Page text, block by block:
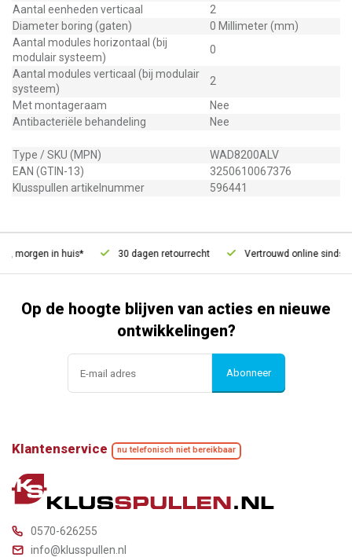
Aantal eenheden verticaal
2
Diameter boring (gaten)
0 Millimeter (mm)
Aantal modules horizontaal (bij
modulair systeem)
0
Aantal modules verticaal (bij modulair
systeem)
2
Met montageraam
Nee
Antibacteriële behandeling
Nee
Type / SKU (MPN)
WAD8200ALV
EAN (GTIN-13)
3250610067376
Klusspullen artikelnummer
596441
morgen in huis* 30 dagen retourrecht Vertrouwd online sinds
Op de hoogte blijven van acties en nieuwe
ontwikkelingen?
Abonneer
Klantenservice nu telefonisch niet bereikbaar
0570-626255
info@klusspullen.nl